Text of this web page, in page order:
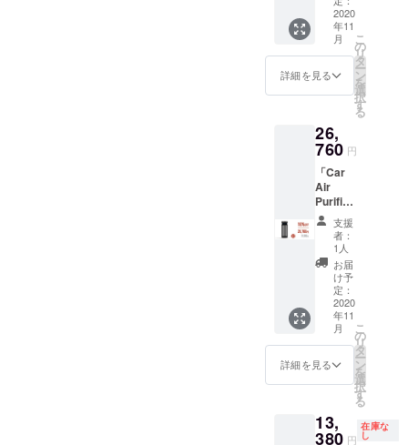
扱説明
書 x1
※2020
年11月
上旬に
が、生
産、配
送状況
により
遅れる
可能性
もござ
いま
す。 ※
送料込
の価格
となり
ます。
※商品の
仕様、
デザイ
ンに関
になる
可能性
セット
の詳細
＞ ・
Car Air
Purifier
本体 x1
セン
サー x4
・盗難
防止
ナット
x4 ・レ
ンチ x1
・充電
ケーブ
ル x1 ・
万能両
面テー
プ x1 ・
アロマ
タブ
レット
x1 ・取
年11月
上旬に
2020
年11
月
詳細を見る
こ
の
リ
タ
ー
ン
を
選
択
す
る
26,
760 円
「Car
Air
Purifier
」2セッ
ト ＜1
セット
の詳細
Car Air
Purifier
本体 x1
・外部
セン
サー x4
・盗難
防止
x4 ・レ
ンチ x1
支援
者：
1人
お届
け予
定：
2020
年11
月
詳細を見る
こ
の
リ
タ
ー
ン
を
選
択
す
る
13,
380 円
在庫な
し